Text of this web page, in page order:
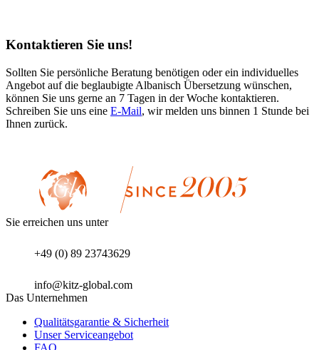
Kontaktieren Sie uns!
Sollten Sie persönliche Beratung benötigen oder ein individuelles
Angebot auf die beglaubigte Albanisch Übersetzung wünschen,
können Sie uns gerne an 7 Tagen in der Woche kontaktieren.
Schreiben Sie uns eine E-Mail, wir melden uns binnen 1 Stunde bei
Ihnen zurück.
Sie erreichen uns unter
+49 (0) 89 23743629
info@kitz-global.com
Das Unternehmen
Qualitätsgarantie & Sicherheit
Unser Serviceangebot
FAQ